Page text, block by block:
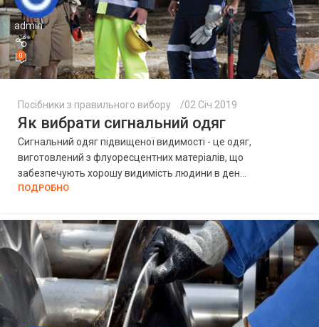
admin
0
Посібники з правильного вибору 02 Січ 2019
Як вибрати сигнальний одяг
Сигнальний одяг підвищеної видимості - це одяг,
виготовлений з флуоресцентних матеріалів, що
забезпечують хорошу видимість людини в ден...
ПОДРОБНО